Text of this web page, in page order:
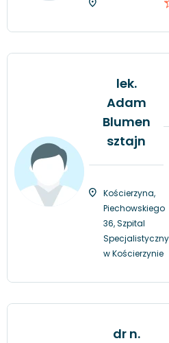
lek.
Adam
Blumen
sztajn
Kościerzyna,
Piechowskiego
36, Szpital
Specjalistyczny
w Kościerzynie
dr n.